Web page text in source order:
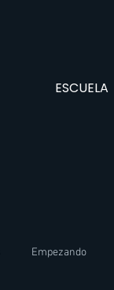
ESCUELA
Empezando